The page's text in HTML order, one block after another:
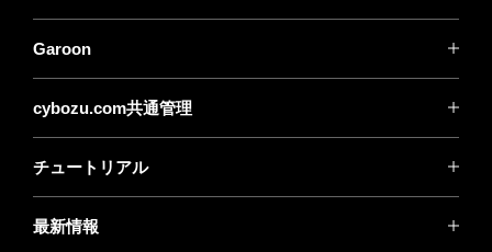
Garoon
cybozu.com共通管理
チュートリアル
最新情報